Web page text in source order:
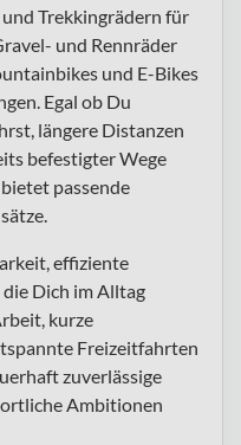
Trekkingrädern für
und Rennräder
und E-Bikes
Egal ob Du
längere Distanzen
befestigter Wege
passende
effiziente
Dich im Alltag
kurze
Freizeitfahrten
zuverlässige
Ambitionen